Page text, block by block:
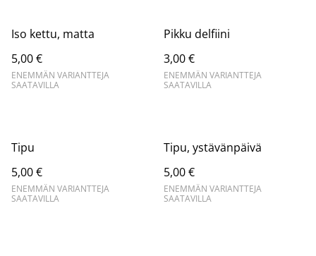
Iso kettu, matta
5,00 €
ENEMMÄN VARIANTTEJA
SAATAVILLA
Pikku delfiini
3,00 €
ENEMMÄN VARIANTTEJA
SAATAVILLA
Tipu
5,00 €
ENEMMÄN VARIANTTEJA
SAATAVILLA
Tipu, ystävänpäivä
5,00 €
ENEMMÄN VARIANTTEJA
SAATAVILLA